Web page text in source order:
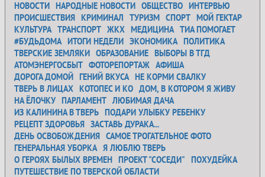
НОВОСТИ НАРОДНЫЕ НОВОСТИ ОБЩЕСТВО ИНТЕРВЬЮ
ПРОИСШЕСТВИЯ КРИМИНАЛ ТУРИЗМ СПОРТ МОЙ ГЕКТАР
КУЛЬТУРА ТРАНСПОРТ ЖКХ МЕДИЦИНА ТИА ПОМОГАЕТ
#БУДЬДОМА ИТОГИ НЕДЕЛИ ЭКОНОМИКА ПОЛИТИКА
ТВЕРСКИЕ ЗЕМЛЯКИ ОБРАЗОВАНИЕ ВЫБОРЫ В ТГД
АТОМЭНЕРГОСБЫТ ФОТОРЕПОРТАЖ АФИША
ДОРОГА ДОМОЙ ГЕНИЙ ВКУСА НЕ КОРМИ СВАЛКУ
ТВЕРЬ В ЛИЦАХ КОТОПЕС И КО ДОМ, В КОТОРОМ Я ЖИВУ
НА ЁЛОЧКУ ПАРЛАМЕНТ ЛЮБИМАЯ ДАЧА
ИЗ КАЛИНИНА В ТВЕРЬ ПОДАРИ УЛЫБКУ РЕБЕНКУ
РЕЦЕПТ ЗДОРОВЬЯ ЗАСТАВЬ ДУРАКА...
ДЕНЬ ОСВОБОЖДЕНИЯ САМОЕ ТРОГАТЕЛЬНОЕ ФОТО
ГЕНЕРАЛЬНАЯ УБОРКА Я ЛЮБЛЮ ТВЕРЬ
О ГЕРОЯХ БЫЛЫХ ВРЕМЕН ПРОЕКТ "СОСЕДИ"
ПОХУДЕЙКА
ПУТЕШЕСТВИЕ ПО ТВЕРСКОЙ ОБЛАСТИ